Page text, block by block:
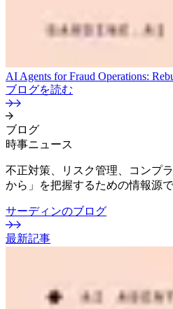
AI Agents for Fraud Operations:
ブログを読む
ブログ
時事ニュース
不正対策、リスク管理、コンプ
から」を把握するための情報源で
サーディンのブログ
最新記事